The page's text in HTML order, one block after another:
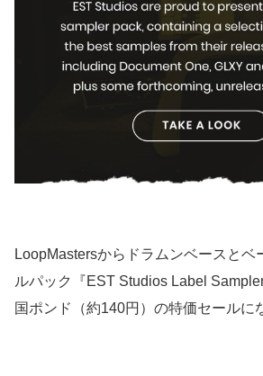
LoopMastersからドラムンベースとベ
ルパック『EST Studios Label
国ポンド（約140円）の特価セールに